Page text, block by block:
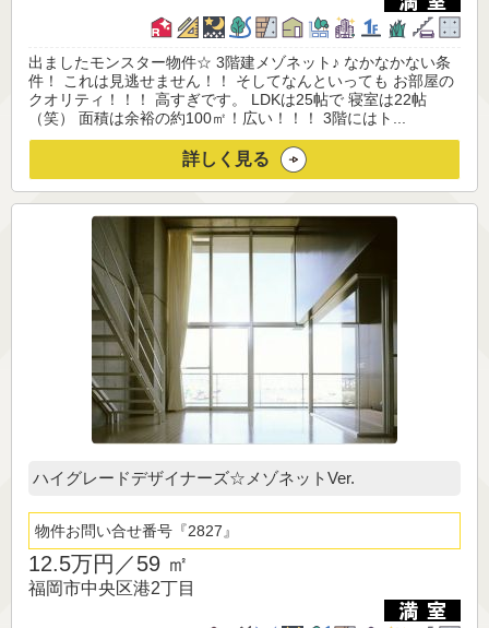
出ましたモンスター物件☆ 3階建メゾネット♪ なかなかない条
件！ これは見逃せません！！ そしてなんといっても お部屋の
クオリティ！！！ 高すぎです。 LDKは25帖で 寝室は22帖
（笑） 面積は余裕の約100㎡！広い！！！ 3階にはト...
詳しく見る
ハイグレードデザイナーズ☆メゾネットVer.
物件お問い合せ番号 2827
12.5万円／59 ㎡
福岡市中央区港2丁目